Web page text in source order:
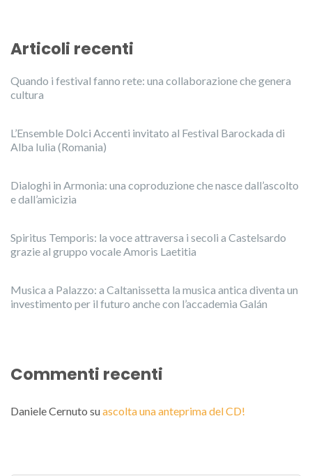
Articoli recenti
Quando i festival fanno rete: una collaborazione che genera
cultura
L’Ensemble Dolci Accenti invitato al Festival Barockada di
Alba Iulia (Romania)
Dialoghi in Armonia: una coproduzione che nasce dall’ascolto
e dall’amicizia
Spiritus Temporis: la voce attraversa i secoli a Castelsardo
grazie al gruppo vocale Amoris Laetitia
Musica a Palazzo: a Caltanissetta la musica antica diventa un
investimento per il futuro anche con l’accademia Galán
Commenti recenti
Daniele Cernuto suascolta una anteprima del CD!